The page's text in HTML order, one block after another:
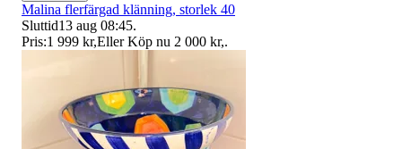
Malina flerfärgad klänning, storlek 40
Sluttid13 aug 08:45.
Pris:1 999 kr,Eller Köp nu 2 000 kr,.